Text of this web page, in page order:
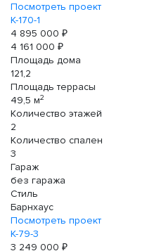
Посмотреть проект
К-170-1
4 895 000 ₽
4 161 000 ₽
Площадь дома
121,2
Площадь террасы
49,5 м2
Количество этажей
2
Количество спален
3
Гараж
без гаража
Стиль
Барнхаус
Посмотреть проект
К-79-3
3 249 000 ₽